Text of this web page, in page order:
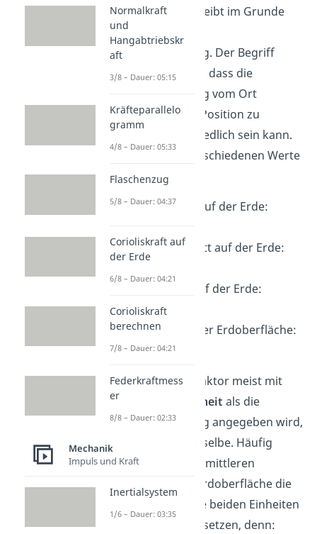
Ortsfaktorbeschreibt im Grunde
dasselbe wie die
Fallbeschleunigung. Der Begriff
Ortsfaktorbetont, dass die
Fallbeschleunigung vom Ort
abhängt und von Position zu
Position unterschiedlich sein kann.
Das zeigen die verschiedenen Werte
auf der Erde.
an den Polen auf der Erde:
im Durchschnitt auf der Erde:
am Äquator auf der Erde:
100 km über der Erdoberfläche:
Obwohl der Ortsfaktor meist mit
einer
anderen Einheit als die
Fallbeschleunigung angegeben wird,
meint er doch dasselbe. Häufig
findest du für den mittleren
der Erdoberfläche die
. Die beiden Einheiten
sind aber gleichzusetzen, denn:
Normalkraft
und
Hangabtriebskr
aft
3/8 – Dauer: 05:15
Kräfteparallelo
gramm
4/8 – Dauer: 05:33
Flaschenzug
5/8 – Dauer: 04:37
Corioliskraft auf
der Erde
6/8 – Dauer: 04:21
Corioliskraft
berechnen
7/8 – Dauer: 04:21
Federkraftmess
er
8/8 – Dauer: 02:33
Mechanik
Impuls und Kraft
Inertialsystem
1/6 – Dauer: 03:35